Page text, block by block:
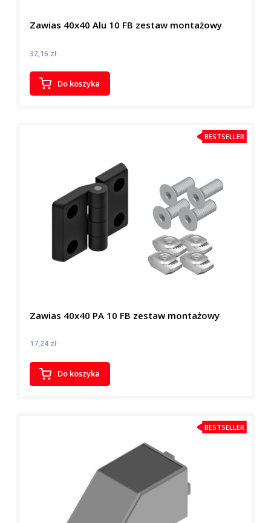
Zawias 40x40 Alu 10 FB zestaw montażowy
Cena
32,16 zł
Do koszyka
BESTSELLER
Zawias 40x40 PA 10 FB zestaw montażowy
Cena
17,24 zł
Do koszyka
BESTSELLER